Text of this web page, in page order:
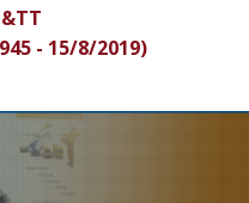
- 15/8/2019)